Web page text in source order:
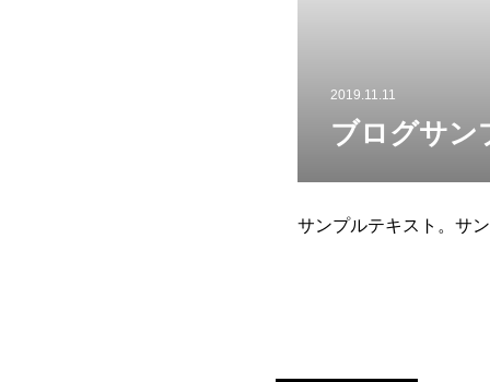
2019.11.11
ブログサン
サンプルテキスト。サン